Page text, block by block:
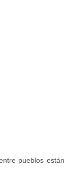
pueblos están